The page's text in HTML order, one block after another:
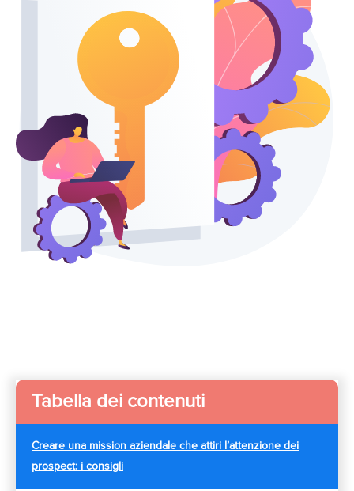
Tabella dei contenuti
Creare una mission aziendale che attiri l’attenzione dei
prospect: i consigli